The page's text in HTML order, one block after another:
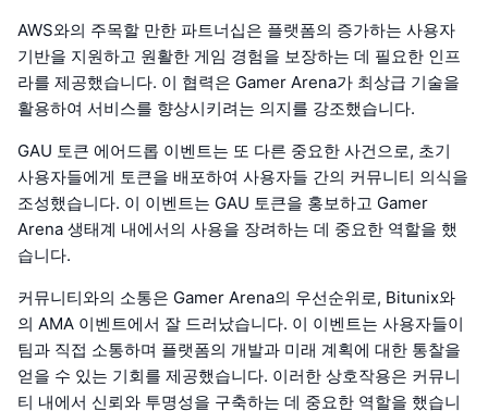
AWS와의 주목할 만한 파트너십은 플랫폼의 증가하는 사용자
기반을 지원하고 원활한 게임 경험을 보장하는 데 필요한 인프
라를 제공했습니다. 이 협력은 Gamer Arena가 최상급 기술을
활용하여 서비스를 향상시키려는 의지를 강조했습니다.
GAU 토큰 에어드롭 이벤트는 또 다른 중요한 사건으로, 초기
사용자들에게 토큰을 배포하여 사용자들 간의 커뮤니티 의식을
조성했습니다. 이 이벤트는 GAU 토큰을 홍보하고 Gamer
Arena 생태계 내에서의 사용을 장려하는 데 중요한 역할을 했
습니다.
커뮤니티와의 소통은 Gamer Arena의 우선순위로, Bitunix와
의 AMA 이벤트에서 잘 드러났습니다. 이 이벤트는 사용자들이
팀과 직접 소통하며 플랫폼의 개발과 미래 계획에 대한 통찰을
얻을 수 있는 기회를 제공했습니다. 이러한 상호작용은 커뮤니
티 내에서 신뢰와 투명성을 구축하는 데 중요한 역할을 했습니